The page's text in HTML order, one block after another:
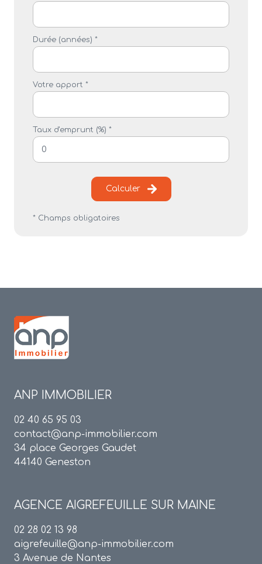
Durée (années) *
Votre apport *
Taux d'emprunt (%) *
Calculer
* Champs obligatoires
ANP IMMOBILIER
02 40 65 95 03
contact@anp-immobilier.com
34 place Georges Gaudet
44140 Geneston
AGENCE AIGREFEUILLE SUR MAINE
02 28 02 13 98
aigrefeuille@anp-immobilier.com
3 Avenue de Nantes